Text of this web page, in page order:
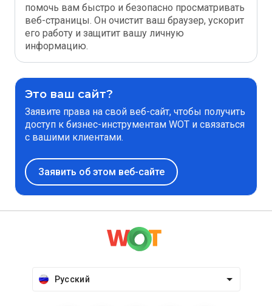
помочь вам быстро и безопасно просматривать
веб-страницы. Он очистит ваш браузер, ускорит
его работу и защитит вашу личную
информацию.
Это ваш сайт?
Заявите права на свой веб-сайт, чтобы получить
доступ к бизнес-инструментам WOT и связаться
с вашими клиентами.
Заявить об этом веб-сайте
Русский